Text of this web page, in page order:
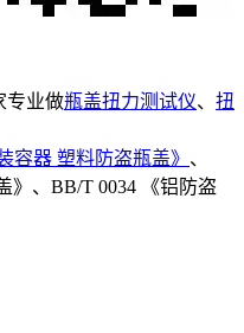
专业做瓶盖扭力测试仪、 扭
容器 塑料防盗瓶盖》 、
》、BB/T 0034 《铝防盗